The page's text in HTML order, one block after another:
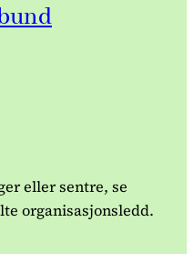
eller sentre, se
organisasjonsledd.